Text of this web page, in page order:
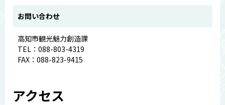
お問い合わせ
高知市観光魅力創造課
TEL：088-803-4319
FAX：088-823-9415
アクセス